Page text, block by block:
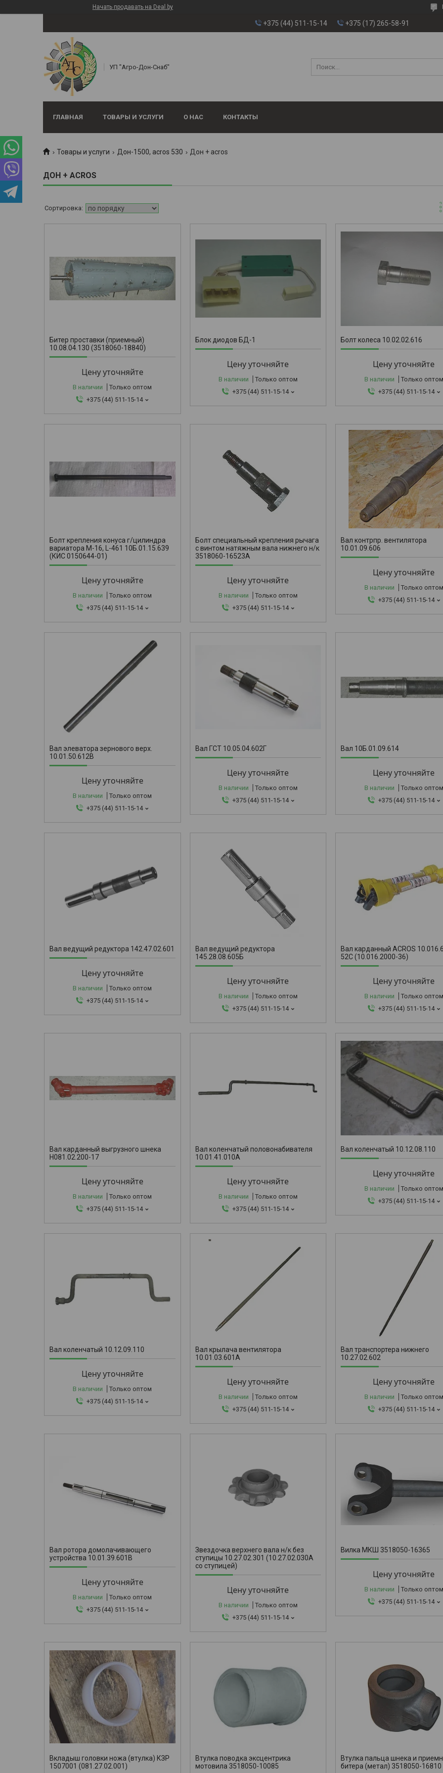
Начать продавать на Deal.by
+375 (44) 511-15-14 +375 (17) 265-58-91
УП "Агро-Дон-Снаб"
ГЛАВНАЯ ТОВАРЫ И УСЛУГИ О НАС КОНТАКТЫ
Товары и услуги Дон-1500, аcros 530 Дон + acros
ДОН + ACROS
Битер проставки (приемный)
10.08.04.130 (3518060-18840)
Цену уточняйте
В наличии
Только оптом
+375 (44) 511-15-14
Блок диодов БД-1
Цену уточняйте
В наличии
Только оптом
+375 (44) 511-15-14
Болт колеса 10.02.02.616
Цену уточняйте
В наличии
Только оптом
+375 (44) 511-15-14
Болт крепления конуса г/цилиндра
вариатора М-16, L-461 10Б.01.15.639
(КИС 0150644-01)
Цену уточняйте
В наличии
Только оптом
+375 (44) 511-15-14
Болт специальный крепления рычага
с винтом натяжным вала нижнего н/к
3518060-16523А
Цену уточняйте
В наличии
Только оптом
+375 (44) 511-15-14
10.01.09.
Вал контрпр. вентилятора
10.01.09.606
Цену уточняйте
В наличии
Только оптом
+375 (44) 511-15-14
Вал элеватора зернового верх.
10.01.50.612В
Цену уточняйте
В наличии
Только оптом
+375 (44) 511-15-14
Вал ГСТ 10.05.04.602Г
Цену уточняйте
В наличии
Только оптом
+375 (44) 511-15-14
Вал 10Б.01.09.614
Цену уточняйте
В наличии
Только оптом
+375 (44) 511-15-14
Вал ведущий редуктора 142.47.02.601
Цену уточняйте
В наличии
Только оптом
+375 (44) 511-15-14
Вал ведущий редуктора
145.28.08.605Б
Цену уточняйте
В наличии
Только оптом
+375 (44) 511-15-14
10.016.60
Вал карданный ACROS
52С (10.016.2000-36)
Цену уточняйте
В наличии
Только оптом
+375 (44) 511-15-14
Вал карданный выгрузного шнека
Н081.02.200-17
Цену уточняйте
В наличии
Только оптом
+375 (44) 511-15-14
Вал коленчатый половонабивателя
10.01.41.010А
Цену уточняйте
В наличии
Только оптом
+375 (44) 511-15-14
Вал коленчатый 10.12.08.110
Цену уточняйте
В наличии
Только оптом
+375 (44) 511-15-14
Вал коленчатый 10.12.09.110
Цену уточняйте
В наличии
Только оптом
+375 (44) 511-15-14
Вал крылача вентилятора
10.01.03.601А
Цену уточняйте
В наличии
Только оптом
+375 (44) 511-15-14
Вал транспортера нижнего
10.27.02.602
Цену уточняйте
В наличии
Только оптом
+375 (44) 511-15-14
Вал ротора домолачивающего
устройства 10.01.39.601В
Цену уточняйте
В наличии
Только оптом
+375 (44) 511-15-14
Звездочка верхнего вала н/к без
ступицы 10.27.02.301 (10.27.02.030А
со ступицей)
Цену уточняйте
В наличии
Только оптом
+375 (44) 511-15-14
Вилка МКШ 3518050-16365
Цену уточняйте
В наличии
Только оптом
+375 (44) 511-15-14
Вкладыш головки ножа (втулка) КЗР
1507001 (081.27.02.001)
3518050-1
Втулка поводка эксцентрика
мотовила 3518050-10085
3518050-1
Втулка пальца шнека и
битера (метал) 3518050-16810